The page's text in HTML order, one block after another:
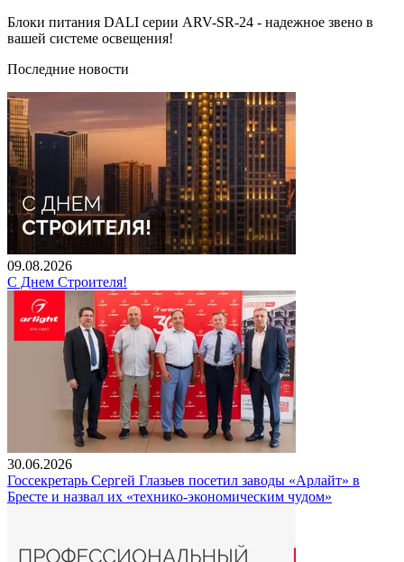
Блоки питания DALI серии ARV-SR-24 - надежное звено в
вашей системе освещения!
Последние новости
09.08.2026
С Днем Строителя!
30.06.2026
Госсекретарь Сергей Глазьев посетил заводы «Арлайт» в
Бресте и назвал их «технико-экономическим чудом»